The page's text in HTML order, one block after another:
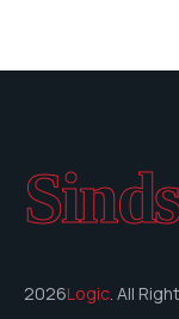
2026Logic. All